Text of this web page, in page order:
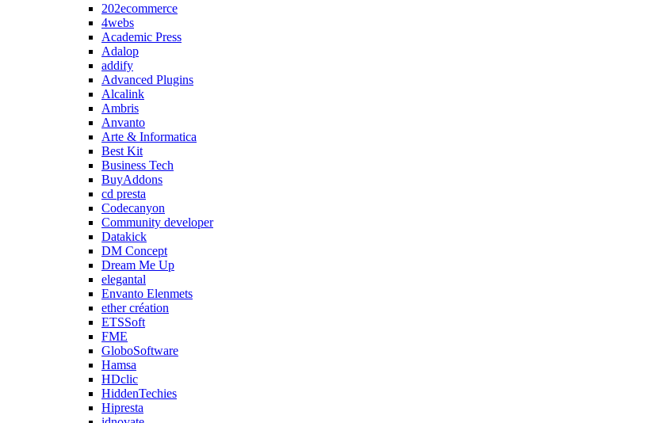
202ecommerce
4webs
Academic Press
Adalop
addify
Advanced Plugins
Alcalink
Ambris
Anvanto
Arte & Informatica
Best Kit
Business Tech
BuyAddons
cd presta
Codecanyon
Community developer
Datakick
DM Concept
Dream Me Up
elegantal
Envanto Elenmets
ether création
ETSSoft
FME
GloboSoftware
Hamsa
HDclic
HiddenTechies
Hipresta